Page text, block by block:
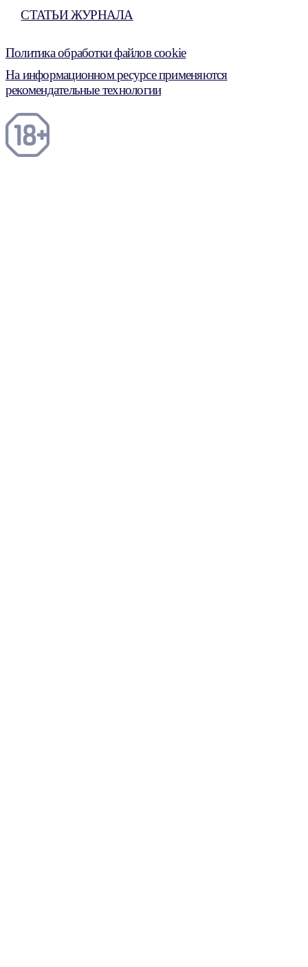
СТАТЬИ ЖУРНАЛА
Политика обработки файлов cookie
На информационном ресурсе применяются
рекомендательные технологии